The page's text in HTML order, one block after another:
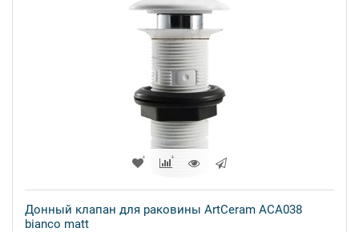
Донный клапан для раковины ArtCeram ACA038
bianco matt